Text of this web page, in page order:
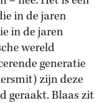
in de jaren
in de jaren
wereld
generatie
zijn deze
geraakt. Blaas zit